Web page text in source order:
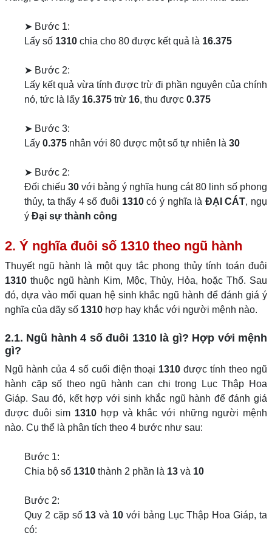
➤ Bước 1:
Lấy số 1310 chia cho 80 được kết quả là 16.375
➤ Bước 2:
Lấy kết quả vừa tính được trừ đi phần nguyên của chính
nó, tức là lấy 16.375 trừ 16, thu được 0.375
➤ Bước 3:
Lấy 0.375 nhân với 80 được một số tự nhiên là 30
➤ Bước 2:
Đối chiếu 30 với bảng ý nghĩa hung cát 80 linh số phong
thủy, ta thấy 4 số đuôi 1310có ý nghĩa là ĐẠI CÁT, ngụ
ý Đại sự thành công
2. Ý nghĩa đuôi số 1310 theo ngũ hành
Thuyết ngũ hành là một quy tắc phong thủy tính toán đuôi
1310 thuộc ngũ hành Kim, Mộc, Thủy, Hỏa, hoặc Thổ. Sau
đó, dựa vào mối quan hệ sinh khắc ngũ hành để đánh giá ý
nghĩa của dãy số 1310 hợp hay khắc với người mệnh nào.
2.1. Ngũ hành 4 số đuôi 1310 là gì? Hợp với mệnh
gì?
Ngũ hành của 4 số cuối điện thoại 1310 được tính theo ngũ
hành cặp số theo ngũ hành can chi trong Lục Thập Hoa
Giáp. Sau đó, kết hợp với sinh khắc ngũ hành để đánh giá
được đuôi sim 1310 hợp và khắc với những người mệnh
nào. Cụ thể là phân tích theo 4 bước như sau:
Bước 1:
Chia bộ số 1310 thành 2 phần là 13 và 10
Bước 2:
Quy 2 cặp số 13 và 10 với bảng Lục Thập Hoa Giáp, ta
có: